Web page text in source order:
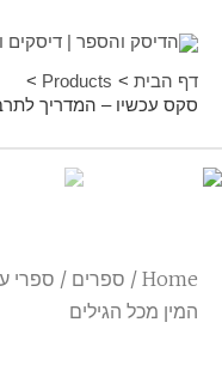
דף הבית
Products
סקס עכשיו – המדריך
Home
/ ספרים / ספרי
המין מכל הגילים